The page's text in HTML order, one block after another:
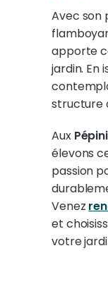
Avec son
apporte
jardin. En
structure
Aux
élevons
passion
Venez
et
votre